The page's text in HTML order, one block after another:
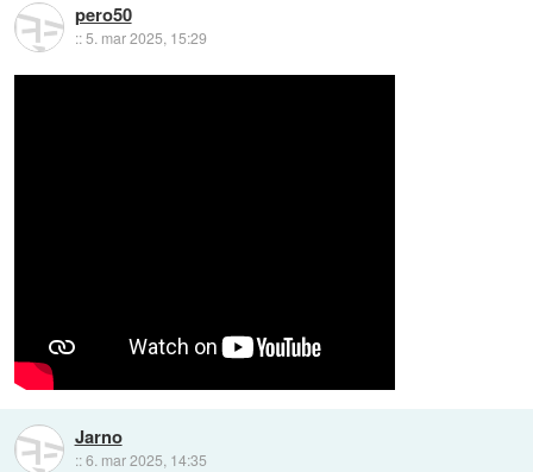
pero50
::5. mar 2025, 15:29
Jarno
::6. mar 2025, 14:35